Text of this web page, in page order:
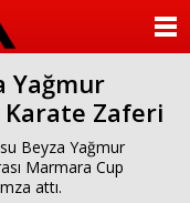
Yağmur
Karate Zaferi
Beyza Yağmur
Marmara Cup
attı.
KATEGORİLER
ANKETLER